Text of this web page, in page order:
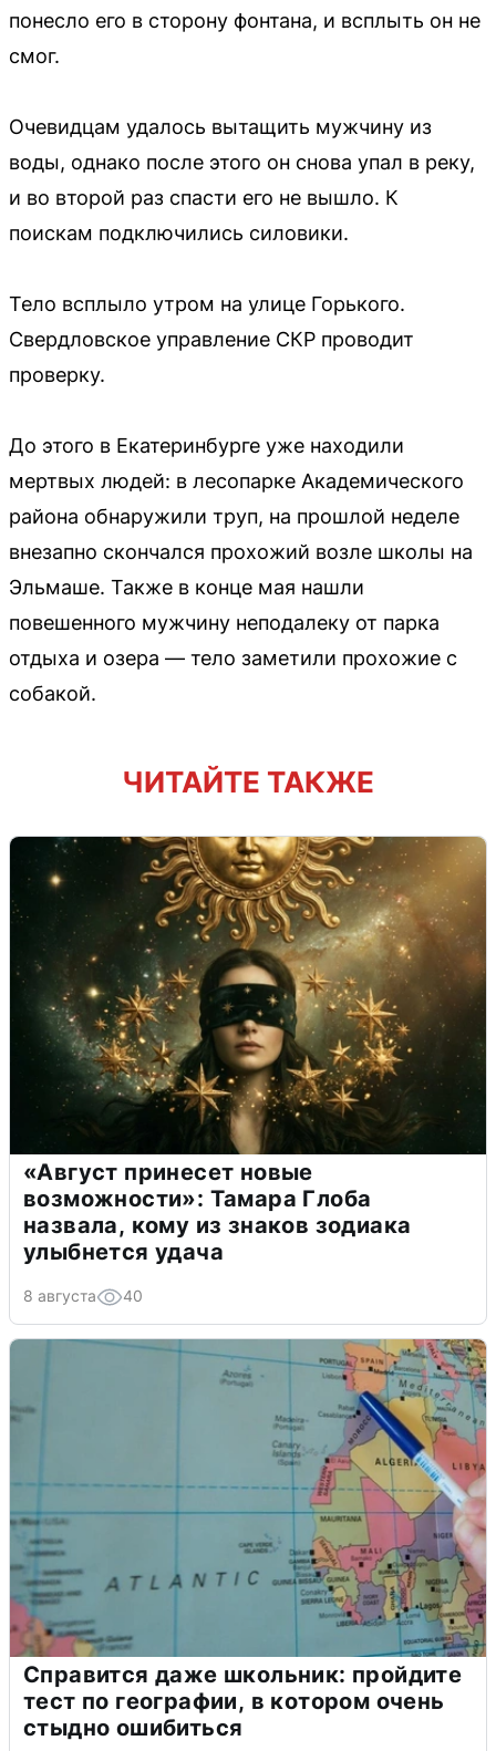
понесло его в сторону фонтана, и всплыть он не
смог.
Очевидцам удалось вытащить мужчину из
воды, однако после этого он снова упал в реку,
и во второй раз спасти его не вышло. К
поискам подключились силовики.
Тело всплыло утром на улице Горького.
Свердловское управление СКР проводит
проверку.
До этого в Екатеринбурге уже находили
мертвых людей: в лесопарке Академического
района обнаружили труп, на прошлой неделе
внезапно скончался прохожий возле школы на
Эльмаше. Также в конце мая нашли
повешенного мужчину неподалеку от парка
отдыха и озера — тело заметили прохожие с
собакой.
ЧИТАЙТЕ ТАКЖЕ
«Август принесет новые
возможности»: Тамара Глоба
назвала, кому из знаков зодиака
улыбнется удача
8 августа 40
Справится даже школьник: пройдите
тест по географии, в котором очень
стыдно ошибиться